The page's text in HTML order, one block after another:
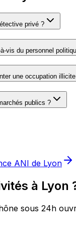
privé ?
vis du personnel
une occupation
publics ?
ANI de Lyon
à Lyon
sous 24h